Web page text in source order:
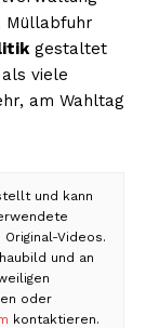
Müllabfuhr
gestaltet
viele
am Wahltag
und kann
Videos.
und an
oder
kontaktieren.